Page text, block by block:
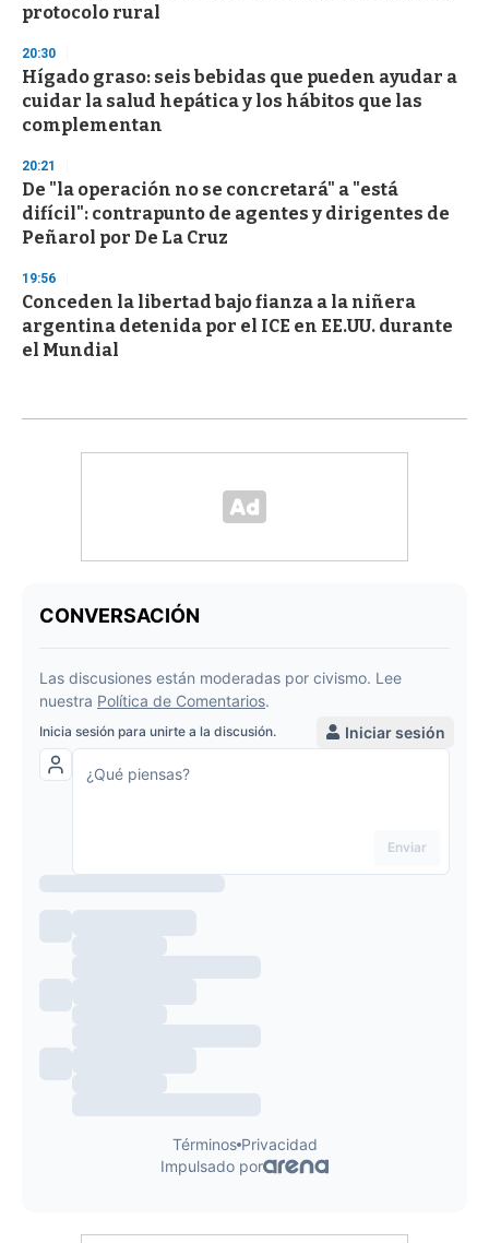
protocolo rural
20:30
Hígado graso: seis bebidas que pueden ayudar a
cuidar la salud hepática y los hábitos que las
complementan
20:21
De "la operación no se concretará" a "está
difícil": contrapunto de agentes y dirigentes de
Peñarol por De La Cruz
19:56
Conceden la libertad bajo fianza a la niñera
argentina detenida por el ICE en EE.UU. durante
el Mundial